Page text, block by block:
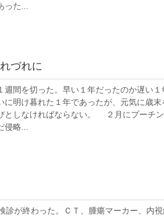
た...
づれに
間を切った。早い１年だったのか遅い１
に明け暮れた１年であったが、元気に歳末
としなければならない。 ２月にプーチ
略...
が終わった。ＣＴ、腫瘍マーカー、内視